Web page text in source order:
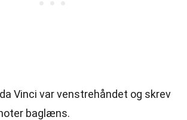
Vinci var venstrehåndet og skrev
baglæns.